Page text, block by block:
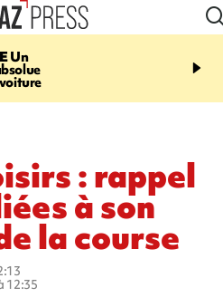
Un
12:23
peuvent éclater et
: rappel
à son
la course
12:35